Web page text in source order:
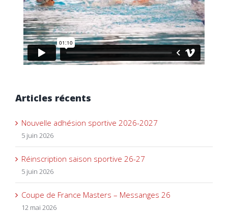
Articles récents
Nouvelle adhésion sportive 2026-2027
5 juin 2026
Réinscription saison sportive 26-27
5 juin 2026
Coupe de France Masters – Messanges 26
12 mai 2026